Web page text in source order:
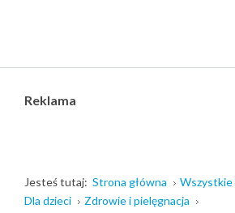
Reklama
Jesteś tutaj: Strona główna
Dla dzieci
Zdrowie i pielęgnacja